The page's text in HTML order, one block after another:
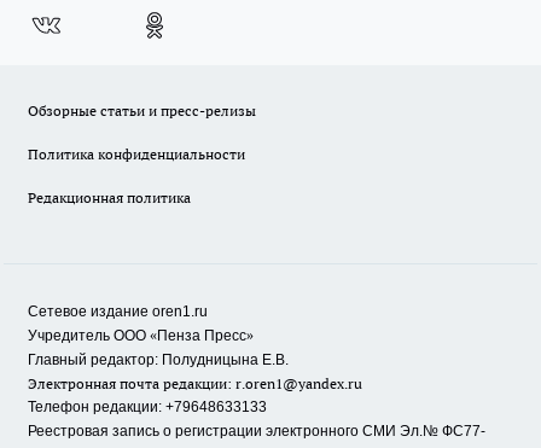
Обзорные статьи и пресс-релизы
Политика конфиденциальности
Редакционная политика
Сетевое издание oren1.ru
Учредитель ООО «Пенза Пресс»
Главный редактор: Полудницына Е.В.
Электронная почта редакции: r.oren1@yandex.ru
Телефон редакции: +79648633133
Реестровая запись о регистрации электронного СМИ Эл.№ ФС77-